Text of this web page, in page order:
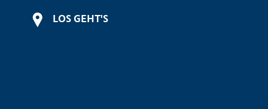
LOS GEHT'S